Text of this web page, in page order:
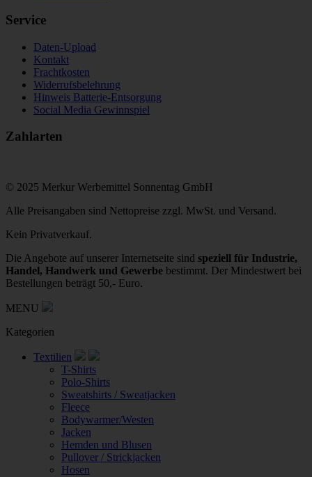
Service
Daten-Upload
Kontakt
Frachtkosten
Widerrufsbelehrung
Hinweis Batterie-Entsorgung
Social Media Gewinnspiel
Zahlarten
© 2025 Merkur Werbemittel Sonnentag GmbH
Alle Preisangaben sind Nettopreise zzgl. MwSt. und Versand.
Kein Privatverkauf.
Die Angebote auf unserer Internetseite sind speziell für Industrie,
Handel, Handwerk und Gewerbe bestimmt. Der Mindestwert bei
Bestellungen beträgt 50,- Euro.
MENU
Kategorien
Textilien
T-Shirts
Polo-Shirts
Sweatshirts / Sweatjacken
Fleece
Bodywarmer/Westen
Jacken
Hemden und Blusen
Pullover / Strickjacken
Hosen